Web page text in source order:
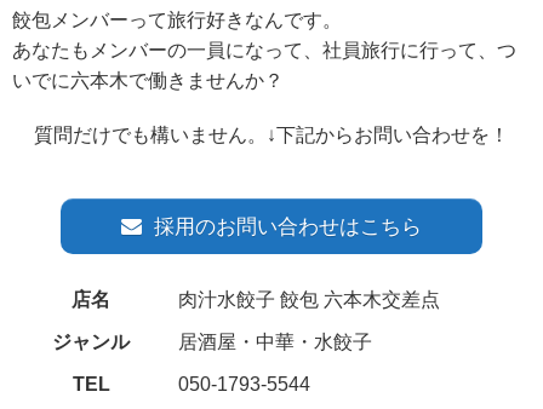
餃包メンバーって旅行好きなんです。
あなたもメンバーの一員になって、社員旅行に行って、つ
いでに六本木で働きませんか？
質問だけでも構いません。↓下記からお問い合わせを！
採用のお問い合わせはこちら
店名 肉汁水餃子 餃包 六本木交差点
ジャンル 居酒屋・中華・水餃子
TEL 050-1793-5544